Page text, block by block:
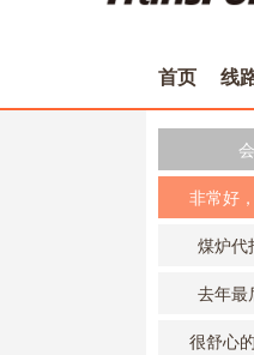
首页 线
非常好
煤炉代
去年最
很舒心